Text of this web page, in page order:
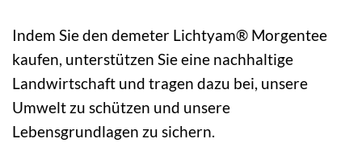
Indem Sie den demeter Lichtyam® Morgentee
kaufen, unterstützen Sie eine nachhaltige
Landwirtschaft und tragen dazu bei, unsere
Umwelt zu schützen und unsere
Lebensgrundlagen zu sichern.